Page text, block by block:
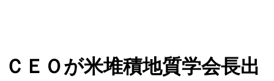
ＣＥＯが米堆積地質学会長出